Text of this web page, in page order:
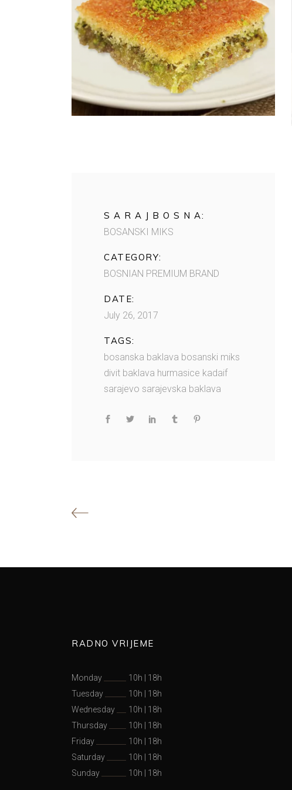
S A R A J B O S N A:
BOSANSKI MIKS
CATEGORY:
BOSNIAN PREMIUM BRAND
DATE:
July 26, 2017
TAGS:
bosanska baklava bosanski miks
divit baklava hurmasice kadaif
sarajevo sarajevska baklava
RADNO VRIJEME
Monday 10h
18h
Tuesday
10h
18h
Wednesday
10h
18h
Thursday
10h
18h
Friday
10h
18h
Saturday
10h
18h
Sunday
10h 18h